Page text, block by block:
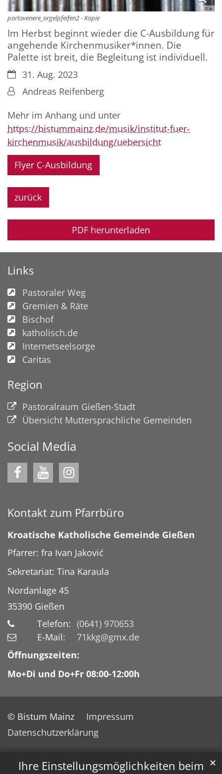
Ihre Einstellungsmöglichkeiten beim ✕
© ar
portovenere_orgelpfeifen2 - Kopie
Im Herbst beginnt wieder die C-Ausbildung für
angehende Kirchenmusiker*innen. Die
Palette ist breit, die Begleitung ist individuell.
Datum:31. Aug. 2023
Von:Andreas Reifenberg
Mehr im Anhang und unter
https://bistummainz.de/musik/institut-fuer-
kirchenmusik/ausbildung/uebersicht
Flyer C-Ausbildung
zurück
PDF herunterladen
Links
Pastoraler Weg
Gremien & Räte
Bischof
katholisch.de
Internetseelsorge
Caritas
Region
Pastoralraum Gießen-Stadt
Übersicht Muttersprachliche Gemeinden
Social Media
Kontakt zum Pfarrbüro
Kroatische Katholische Gemeinde Gießen
Pfarrer: fra Ivan Jaković
Sekretariat: Tina Karaula
Nordanlage 45
35390 Gießen
Telefon: (0641) 970653
E-Mail:
71kkg@gmx.de
Öffnungszeiten:
Mo+Di und Do+Fr 08:00-12:00h
© Bistum Mainz
Impressum
Datenschutzerklärung